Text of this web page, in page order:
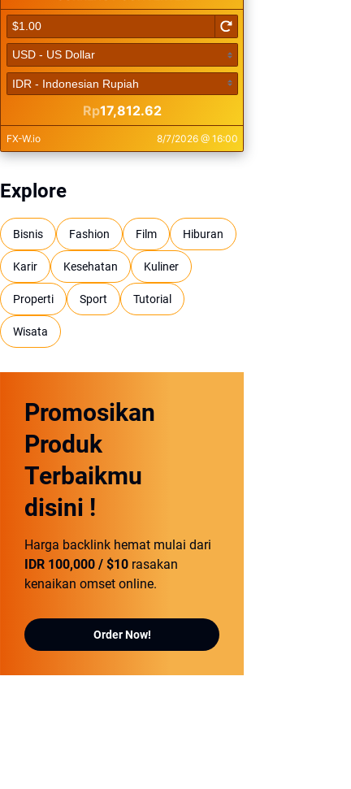
Explore
Bisnis Fashion Film Hiburan
Karir Kesehatan Kuliner
Properti Sport Tutorial
Wisata
Promosikan
Produk
Terbaikmu
disini !
Harga backlink hemat mulai dari
IDR 100,000 / $10 rasakan
kenaikan omset online.
Order Now!